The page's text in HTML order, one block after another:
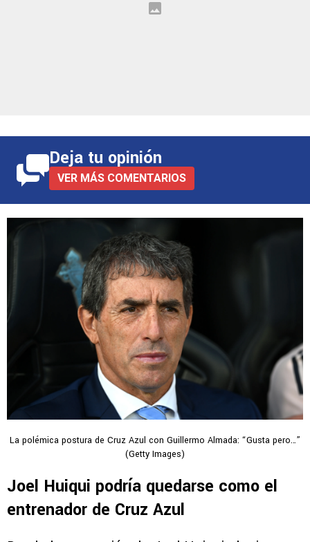
Deja tu opinión
VER MÁS COMENTARIOS
La polémica postura de Cruz Azul con Guillermo Almada: “Gusta pero…”
(Getty Images)
Joel Huiqui podría quedarse como el
entrenador de Cruz Azul